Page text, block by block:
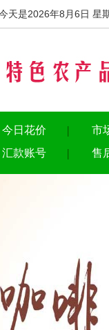
天是2026年8月6日 星
今日花价
市
汇款账号 售